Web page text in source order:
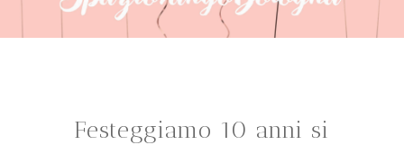
Festeggiamo 10 anni si